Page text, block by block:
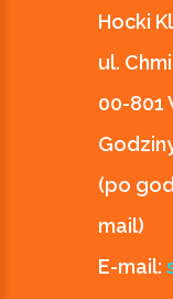
Hocki
ul.
00-801
(po
mail)
E-mail: